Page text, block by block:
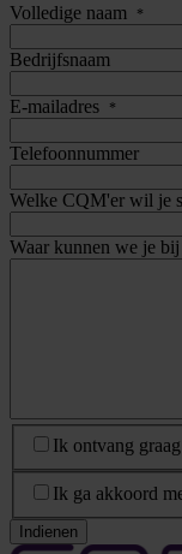
Volledige naam
*
Bedrijfsnaam
E-mailadres *
Telefoonnummer
Welke CQM'er wil je
Waar kunnen we je
Nieuwsbrief
Ik ontvang
Privacy Statement*
Ik ga akkoord
Indienen